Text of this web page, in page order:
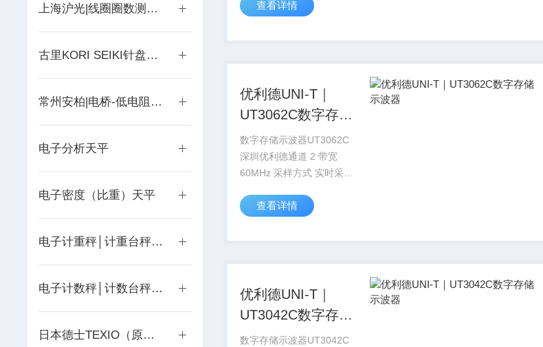
上海沪光|线圈圈数测量仪-匝间绝缘测试仪-线圈短路测试仪
古里KORI SEIKI针盘式带表卡规0-10mm/0.05mm│测厚规│国产卡规│带表卡钳表
常州安柏|电桥-低电阻测试仪-电池内阻测试仪-漏电绝缘电阻测试仪-负载
电子分析天平
电子密度（比重）天平
电子计重秤│计重台秤│地磅│吊钩秤
电子计数秤│计数台秤│计价秤
日本德士TEXIO（原健伍）
查看详情
优利德UNI-T｜
UT3062C数字存储
示波器
数字存储示波器UT3062C
深圳优利德通道 2 带宽
60MHz 采样方式 实时采样
显示色彩 彩色
查看详情
优利德UNI-T｜
UT3042C数字存储
示波器
数字存储示波器UT3042C